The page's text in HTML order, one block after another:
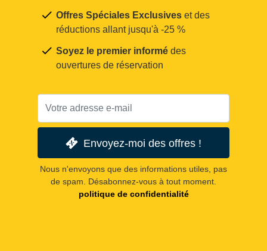
Offres Spéciales Exclusives et des
réductions allant jusqu'à -25 %
Soyez le premier informé des
ouvertures de réservation
Envoyez-moi des offres !
Nous n'envoyons que des informations utiles, pas
de spam. Désabonnez-vous à tout moment.
politique de confidentialité